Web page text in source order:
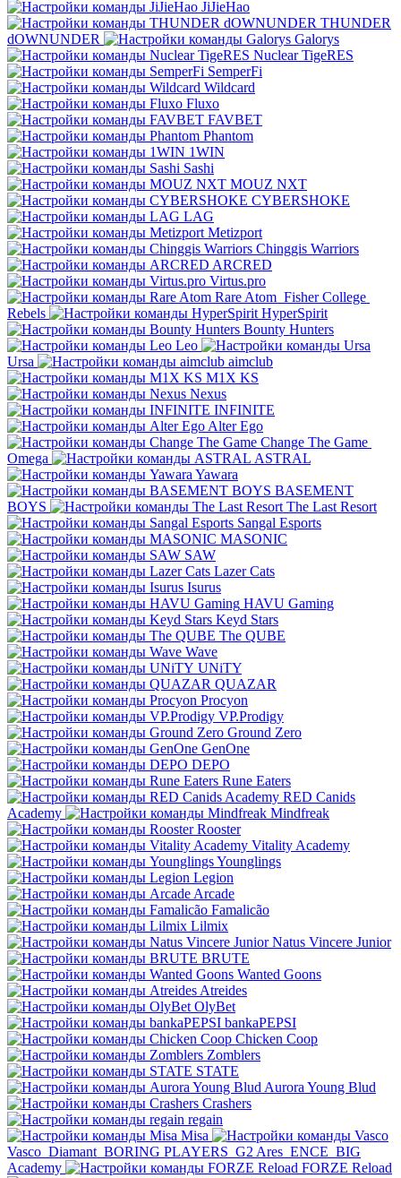
JiJieHao
THUNDER
dOWNUNDER
Galorys
Nuclear TigeRES
SemperFi
Wildcard
Fluxo
FAVBET
Phantom
1WIN
Sashi
MOUZ NXT
CYBERSHOKE
LAG
Metizport
Chinggis Warriors
ARCRED
Virtus.pro
Rare Atom Fisher College
Rebels
HyperSpirit
Bounty Hunters
Leo
Ursa
aimclub
M1X KS
Nexus
INFINITE
Alter Ego
Change The Game
Omega
ASTRAL
Yawara
BASEMENT
BOYS
The Last Resort
Sangal Esports
MASONIC
SAW
Lazer Cats
Isurus
HAVU Gaming
Keyd Stars
The QUBE
Wave
UNiTY
QUAZAR
Procyon
VP.Prodigy
Ground Zero
GenOne
DEPO
Rune Eaters
RED Canids
Academy
Mindfreak
Rooster
Vitality Academy
Younglings
Legion
Arcade
Famalicão
Lilmix
Natus Vincere Junior
BRUTE
Wanted Goons
Atreides
OlyBet
bankaPEPSI
Chicken Coop
Zomblers
STATE
Aurora Young Blud
Crashers
regain
Misa
Vasco Diamant BORING PLAYERS G2 Ares ENCE BIG
Academy
FORZE Reload